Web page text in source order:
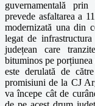
guvernamentală
prevede asfaltarea a
modernizată una din
legat de
județean care
bituminos pe
este derulată de
promisiuni de la CJ
va începe cât de